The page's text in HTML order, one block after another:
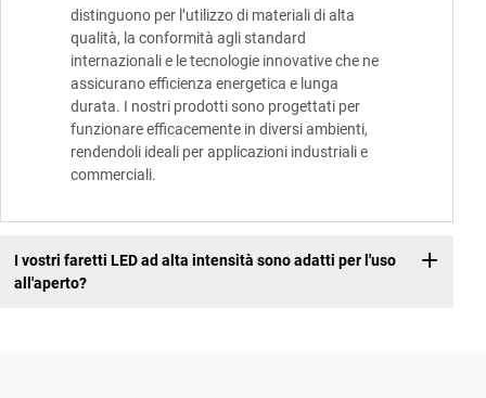
distinguono per l’utilizzo di materiali di alta
qualità, la conformità agli standard
internazionali e le tecnologie innovative che ne
assicurano efficienza energetica e lunga
durata. I nostri prodotti sono progettati per
funzionare efficacemente in diversi ambienti,
rendendoli ideali per applicazioni industriali e
commerciali.
I vostri faretti LED ad alta intensità sono adatti per l'uso
all'aperto?